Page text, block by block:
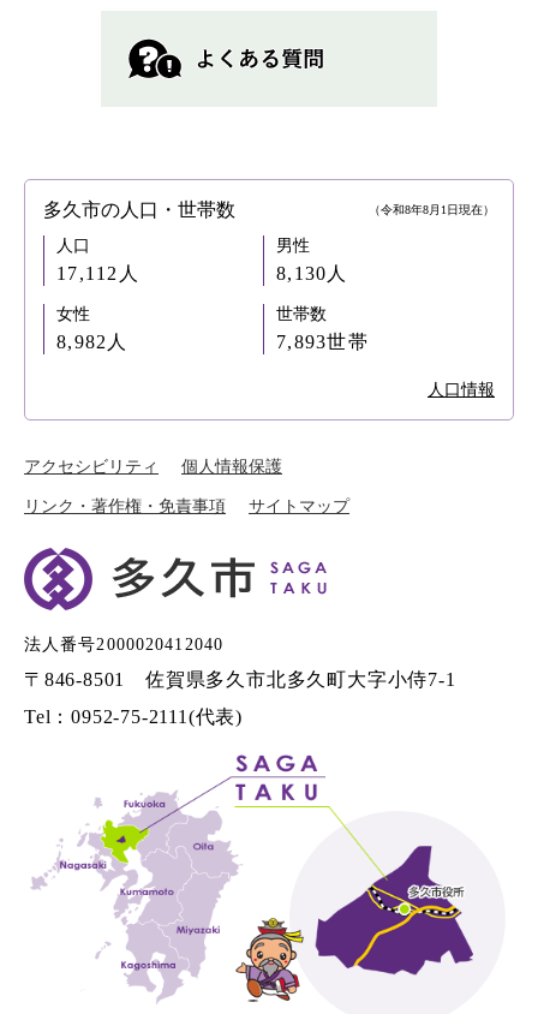
多久市の人口・世帯数 （令和8年8月1日現在）
人口
17,112人
男性
8,130人
女性
8,982人
世帯数
7,893世帯
人口情報
アクセシビリティ 個人情報保護
リンク・著作権・免責事項 サイトマップ
法人番号2000020412040
〒846-8501 佐賀県多久市北多久町大字小侍7-1
Tel：0952-75-2111(代表)